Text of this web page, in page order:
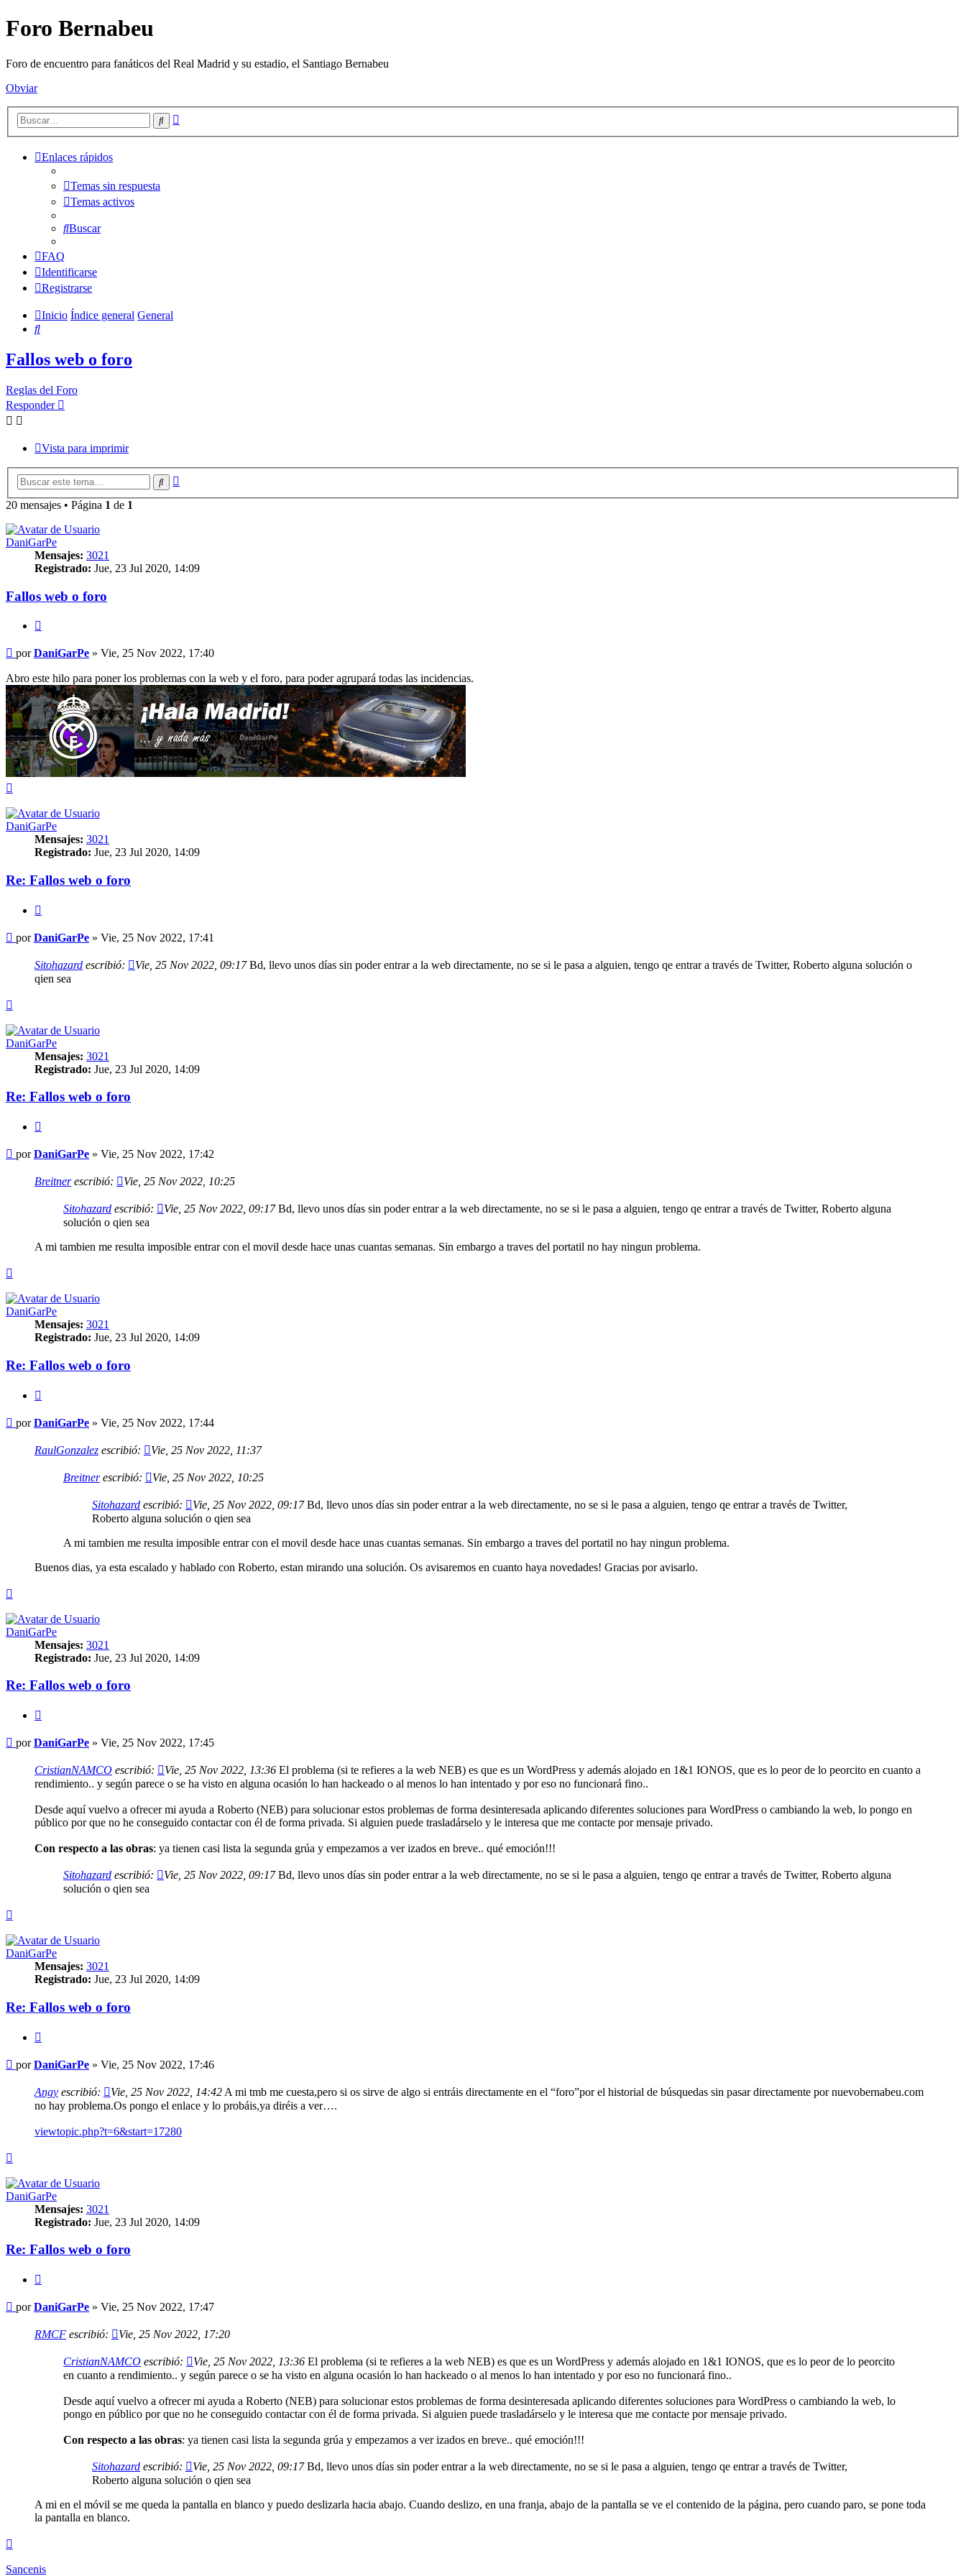
Foro Bernabeu
Foro de encuentro para fanáticos del Real Madrid y su estadio, el Santiago Bernabeu
Obviar
Buscar
Enlaces rápidos
Temas sin respuesta
Temas activos
Buscar
FAQ
Identificarse
Registrarse
Inicio Índice general General
Buscar
Fallos web o foro
Reglas del Foro
Responder
Vista para imprimir
Buscar
20 mensajes • Página 1 de 1
DaniGarPe
Mensajes: 3021
Registrado: Jue, 23 Jul 2020, 14:09
Fallos web o foro
Mensaje
porDaniGarPe » Vie, 25 Nov 2022, 17:40
Abro este hilo para poner los problemas con la web y el foro, para poder agrupará todas las incidencias.
DaniGarPe
Mensajes: 3021
Registrado: Jue, 23 Jul 2020, 14:09
Re: Fallos web o foro
Mensaje
porDaniGarPe » Vie, 25 Nov 2022, 17:41
Sitohazard escribió: Vie, 25 Nov 2022, 09:17Bd, llevo unos días sin poder entrar a la web directamente, no se si le pasa a alguien, tengo qe entrar a través de Twitter, Roberto alguna solución o
qien sea
DaniGarPe
Mensajes: 3021
Registrado: Jue, 23 Jul 2020, 14:09
Re: Fallos web o foro
Mensaje
porDaniGarPe » Vie, 25 Nov 2022, 17:42
Breitnerescribió: Vie, 25 Nov 2022, 10:25
Sitohazard escribió: Vie, 25 Nov 2022, 09:17Bd, llevo unos días sin poder entrar a la web directamente, no se si le pasa a alguien, tengo qe entrar a través de Twitter, Roberto alguna
solución o qien sea
A mi tambien me resulta imposible entrar con el movil desde hace unas cuantas semanas. Sin embargo a traves del portatil no hay ningun problema.
DaniGarPe
Mensajes: 3021
Registrado: Jue, 23 Jul 2020, 14:09
Re: Fallos web o foro
Mensaje
porDaniGarPe » Vie, 25 Nov 2022, 17:44
RaulGonzalez escribió: Vie, 25 Nov 2022, 11:37
Breitnerescribió: Vie, 25 Nov 2022, 10:25
Sitohazard escribió: Vie, 25 Nov 2022, 09:17Bd, llevo unos días sin poder entrar a la web directamente, no se si le pasa a alguien, tengo qe entrar a través de Twitter,
Roberto alguna solución o qien sea
A mi tambien me resulta imposible entrar con el movil desde hace unas cuantas semanas. Sin embargo a traves del portatil no hay ningun problema.
Buenos dias, ya esta escalado y hablado con Roberto, estan mirando una solución. Os avisaremos en cuanto haya novedades! Gracias por avisarlo.
DaniGarPe
Mensajes: 3021
Registrado: Jue, 23 Jul 2020, 14:09
Re: Fallos web o foro
Mensaje
porDaniGarPe » Vie, 25 Nov 2022, 17:45
CristianNAMCO escribió: Vie, 25 Nov 2022, 13:36 El problema (si te refieres a la web NEB) es que es un WordPress y además alojado en 1&1 IONOS, que es lo peor de lo peorcito en cuanto a
rendimiento.. y según parece o se ha visto en alguna ocasión lo han hackeado o al menos lo han intentado y por eso no funcionará fino..
Desde aquí vuelvo a ofrecer mi ayuda a Roberto (NEB) para solucionar estos problemas de forma desinteresada aplicando diferentes soluciones para WordPress o cambiando la web, lo pongo en
público por que no he conseguido contactar con él de forma privada. Si alguien puede trasladárselo y le interesa que me contacte por mensaje privado.
Con respecto a las obras: ya tienen casi lista la segunda grúa y empezamos a ver izados en breve.. qué emoción!!!
Sitohazard escribió: Vie, 25 Nov 2022, 09:17Bd, llevo unos días sin poder entrar a la web directamente, no se si le pasa a alguien, tengo qe entrar a través de Twitter, Roberto alguna
solución o qien sea
DaniGarPe
Mensajes: 3021
Registrado: Jue, 23 Jul 2020, 14:09
Re: Fallos web o foro
Mensaje
porDaniGarPe » Vie, 25 Nov 2022, 17:46
Angy escribió: Vie, 25 Nov 2022, 14:42 A mi tmb me cuesta,pero si os sirve de algo si entráis directamente en el “foro”por el historial de búsquedas sin pasar directamente por nuevobernabeu.com
no hay problema.Os pongo el enlace y lo probáis,ya diréis a ver….
viewtopic.php?t=6&start=17280
DaniGarPe
Mensajes: 3021
Registrado: Jue, 23 Jul 2020, 14:09
Re: Fallos web o foro
Mensaje
porDaniGarPe » Vie, 25 Nov 2022, 17:47
RMCF escribió: Vie, 25 Nov 2022, 17:20
CristianNAMCO escribió: Vie, 25 Nov 2022, 13:36 El problema (si te refieres a la web NEB) es que es un WordPress y además alojado en 1&1 IONOS, que es lo peor de lo peorcito
en cuanto a rendimiento.. y según parece o se ha visto en alguna ocasión lo han hackeado o al menos lo han intentado y por eso no funcionará fino..
Desde aquí vuelvo a ofrecer mi ayuda a Roberto (NEB) para solucionar estos problemas de forma desinteresada aplicando diferentes soluciones para WordPress o cambiando la web, lo
pongo en público por que no he conseguido contactar con él de forma privada. Si alguien puede trasladárselo y le interesa que me contacte por mensaje privado.
Con respecto a las obras: ya tienen casi lista la segunda grúa y empezamos a ver izados en breve.. qué emoción!!!
Sitohazard escribió: Vie, 25 Nov 2022, 09:17Bd, llevo unos días sin poder entrar a la web directamente, no se si le pasa a alguien, tengo qe entrar a través de Twitter,
Roberto alguna solución o qien sea
A mi en el móvil se me queda la pantalla en blanco y puedo deslizarla hacia abajo. Cuando deslizo, en una franja, abajo de la pantalla se ve el contenido de la página, pero cuando paro, se pone toda
la pantalla en blanco.
Sancenis